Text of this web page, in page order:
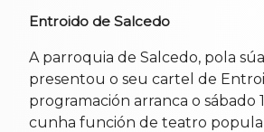
Entroido de Salcedo
A parroquia de Salcedo, pola
presentou o seu cartel de
programación arranca o sábado
cunha función de teatro